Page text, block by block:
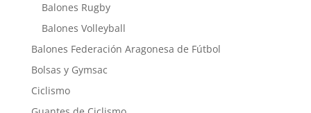
Balones Rugby
Balones Volleyball
Balones Federación Aragonesa de Fútbol
Bolsas y Gymsac
Ciclismo